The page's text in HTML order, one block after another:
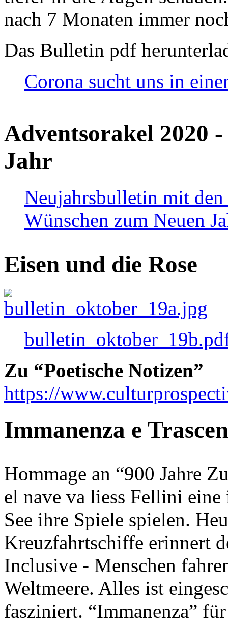
nach 7 Monaten immer
Das Bulletin pdf
Corona sucht uns in
Adventsorakel 2020
Jahr
Neujahrsbulletin mit den
Wünschen zum Neuen
Eisen und die Rose
Zu “Poetische Notizen”
https://
Immanenza e
Hommage an “900 Jahre
el nave va liess Fellini
See ihre Spiele spielen.
Kreuzfahrtschiffe erinnert
Inclusive - Menschen
Weltmeere. Alles ist
fasziniert. “Immanenza”